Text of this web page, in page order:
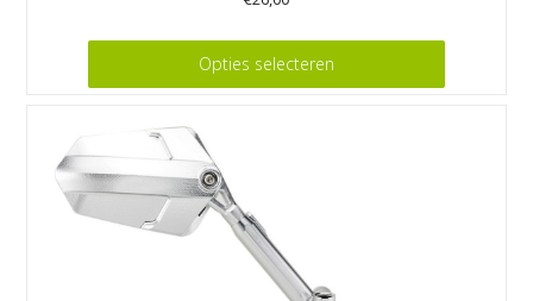
Opties selecteren
meerdere
variaties.